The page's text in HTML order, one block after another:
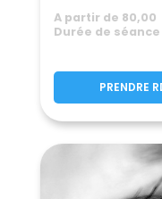
A partir de 80,00
Durée de séance
PRENDRE